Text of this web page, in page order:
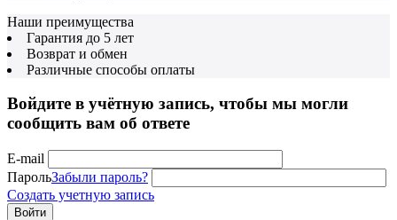
Наши преимущества
Гарантия до 5 лет
Возврат и обмен
Различные способы оплаты
Войдите в учётную запись, чтобы мы могли
сообщить вам об ответе
E-mail
ПарольЗабыли пароль?
Создать учетную запись
Войти